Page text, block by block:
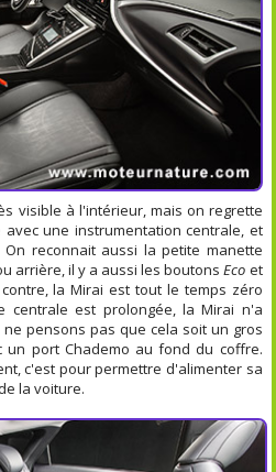
visible à l'intérieur, mais on regrette
une instrumentation centrale, et
reconnait aussi la petite manette
arrière, il y a aussi les boutonsEco et
la Mirai est tout le temps zéro
centrale est prolongée, la Mirai n'a
pensons pas que cela soit un gros
un port Chademo au fond du coffre.
c'est pour permettre d'alimenter sa
la voiture.